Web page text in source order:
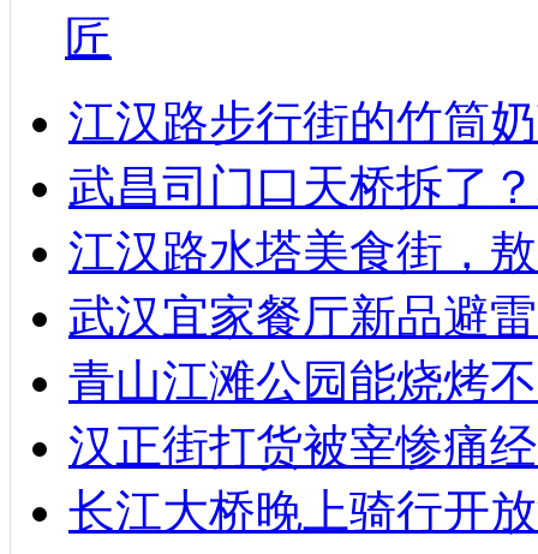
匠
江汉路步行街的竹筒
武昌司门口天桥拆了
江汉路水塔美食街，
武汉宜家餐厅新品避
青山江滩公园能烧烤
汉正街打货被宰惨痛
长江大桥晚上骑行开